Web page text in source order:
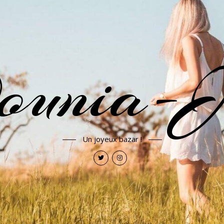
Un joyeux bazar !